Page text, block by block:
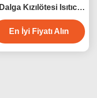
Dalga Kızılötesi Isıtıcı
Lamba
En İyi Fiyatı Alın